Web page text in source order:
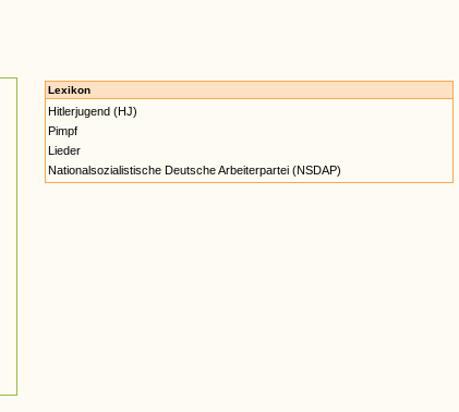
Lexikon
Hitlerjugend (HJ)
Pimpf
Lieder
Nationalsozialistische Deutsche Arbeiterpartei (NSDAP)